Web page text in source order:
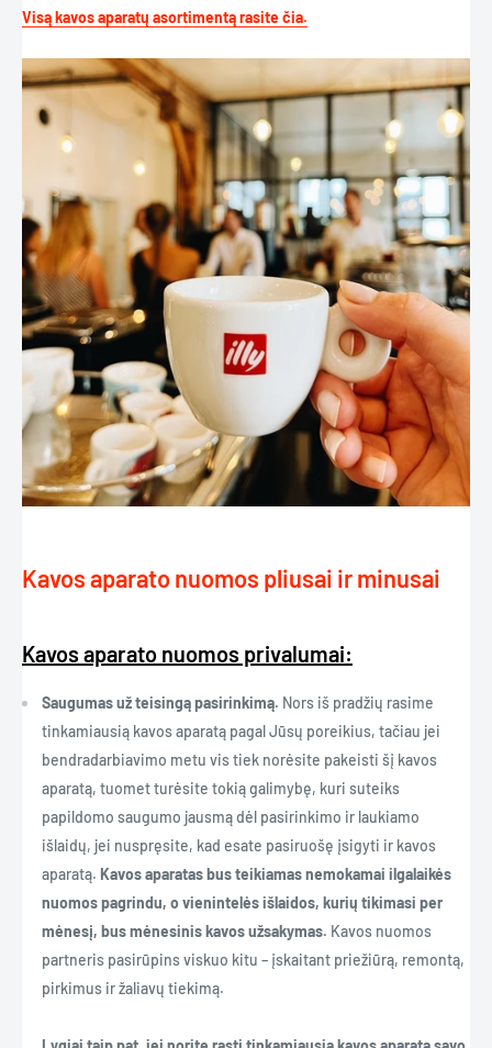
Visą kavos aparatų asortimentą rasite čia.
Kavos aparato nuomos pliusai ir minusai
Kavos aparato nuomos privalumai:
Saugumas už teisingą pasirinkimą. Nors iš pradžių rasime
tinkamiausią kavos aparatą pagal Jūsų poreikius, tačiau jei
bendradarbiavimo metu vis tiek norėsite pakeisti šį kavos
aparatą, tuomet turėsite tokią galimybę, kuri suteiks
papildomo saugumo jausmą dėl pasirinkimo ir laukiamo
išlaidų, jei nuspręsite, kad esate pasiruošę įsigyti ir kavos
aparatą. Kavos aparatas bus teikiamas nemokamai ilgalaikės
nuomos pagrindu, o vienintelės išlaidos, kurių tikimasi per
mėnesį, bus mėnesinis kavos užsakymas. Kavos nuomos
partneris pasirūpins viskuo kitu – įskaitant priežiūrą, remontą,
pirkimus ir žaliavų tiekimą.